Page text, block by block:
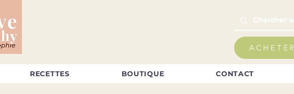
ACHETER
RECETTES BOUTIQUE CONTACT